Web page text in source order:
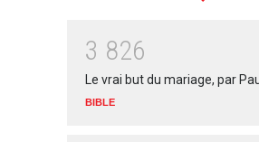
3 826
Le vrai but du mariage, par
BIBLE